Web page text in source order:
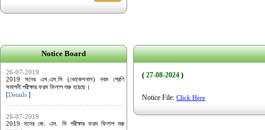
Notice Board
26-07-2019
2019 সনের এস.এস.সি (ভোকেশনাল) নবম শ্রেণি
সমাপনী পরীক্ষার ফরম ফিলাপ শুরু হয়েছে।
[Details ]
26-07-2019
2019 সনের জে. এস. সি পরীক্ষার ফরম ফিলাপ শুরু
( 27-08-2024 )
Notice File: Click Here